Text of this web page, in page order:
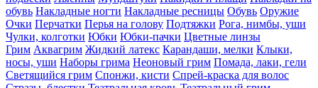
обувь Накладные ногти Накладные ресницы Обувь Оружие
Очки Перчатки Перья на голову Подтяжки Рога, нимбы, уши
Чулки, колготки Юбки Юбки-пачки Цветные линзы
Грим Аквагрим Жидкий латекс Карандаши, мелки Клыки,
носы, уши Наборы грима Неоновый грим Помада, лаки, гели
Светящийся грим Спонжи, кисти Спрей-краска для волос